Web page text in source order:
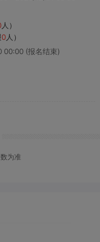
人）
0人）
00:00 (报名结束)
为准